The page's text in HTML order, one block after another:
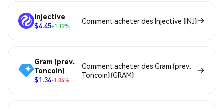
Injective
$4.45+1.12%
Comment acheter des Injective (INJ)
Gram (prev.
Toncoin)
$1.34-1.84%
Comment acheter des Gram (prev.
Toncoin) (GRAM)